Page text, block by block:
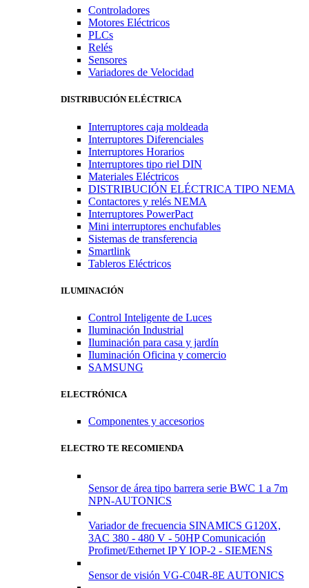
Controladores
Motores Eléctricos
PLCs
Relés
Sensores
Variadores de Velocidad
DISTRIBUCIÓN ELÉCTRICA
Interruptores caja moldeada
Interruptores Diferenciales
Interruptores Horarios
Interruptores tipo riel DIN
Materiales Eléctricos
DISTRIBUCIÓN ELÉCTRICA TIPO NEMA
Contactores y relés NEMA
Interruptores PowerPact
Mini interruptores enchufables
Sistemas de transferencia
Smartlink
Tableros Eléctricos
ILUMINACIÓN
Control Inteligente de Luces
Iluminación Industrial
Iluminación para casa y jardín
Iluminación Oficina y comercio
SAMSUNG
ELECTRÓNICA
Componentes y accesorios
ELECTRO TE RECOMIENDA
Sensor de área tipo barrera serie BWC 1 a 7m
NPN-AUTONICS
Variador de frecuencia SINAMICS G120X,
3AC 380 - 480 V - 50HP Comunicación
Profimet/Ethernet IP Y IOP-2 - SIEMENS
Sensor de visión VG-C04R-8E AUTONICS